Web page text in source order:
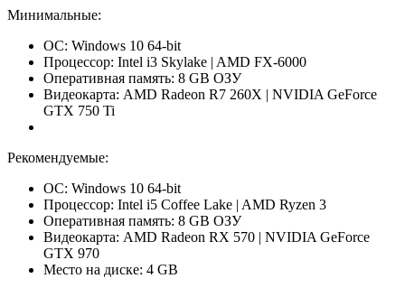
Минимальные:
ОС: Windows 10 64-bit
Процессор: Intel i3 Skylake | AMD FX-6000
Оперативная память: 8 GB ОЗУ
Видеокарта: AMD Radeon R7 260X | NVIDIA GeForce
GTX 750 Ti
Рекомендуемые:
ОС: Windows 10 64-bit
Процессор: Intel i5 Coffee Lake | AMD Ryzen 3
Оперативная память: 8 GB ОЗУ
Видеокарта: AMD Radeon RX 570 | NVIDIA GeForce
GTX 970
Место на диске: 4 GB